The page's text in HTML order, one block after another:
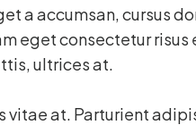
a accumsan, cursus
eget consectetur
ultrices at.
vitae at. Parturient